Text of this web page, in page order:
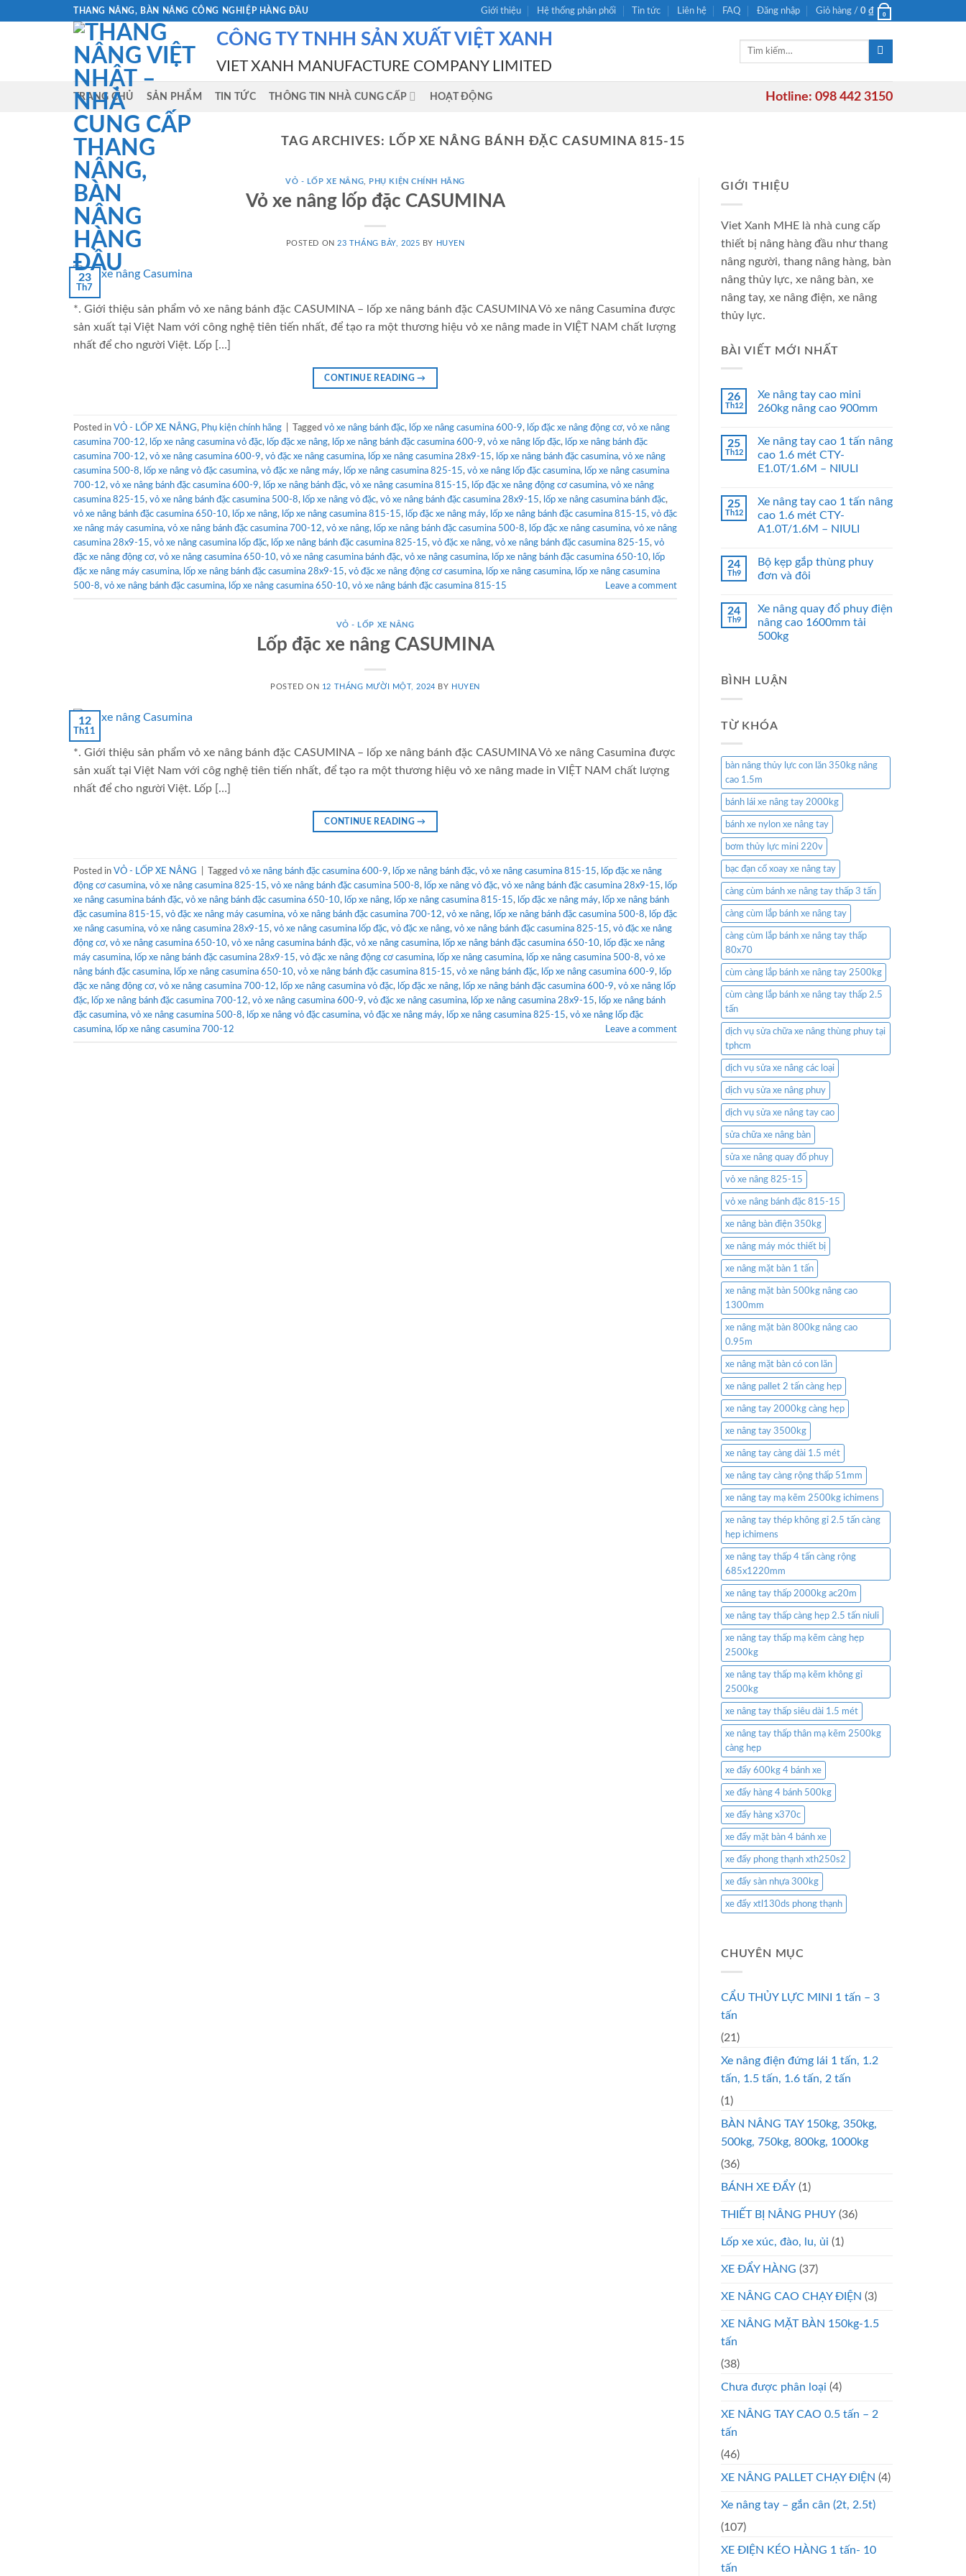
THANG NÂNG, BÀN NÂNG CÔNG NGHIỆP HÀNG ĐẦU Giới thiệu Hệ thống phân phối Tin tức Liên hệ FAQ Đăng nhập Giỏ hàng / 0 ₫ 0
CÔNG TY TNHH SẢN XUẤT VIỆT XANH
VIET XANH MANUFACTURE COMPANY LIMITED
Tìm
TRANG CHỦ SẢN PHẨM TIN TỨC THÔNG TIN NHÀ CUNG CẤP HOẠT ĐỘNG Hotline: 098 442 3150
TAG ARCHIVES: LỐP XE NÂNG BÁNH ĐẶC CASUMINA 815-15
VỎ - LỐP XE NÂNG PHỤ KIỆN CHÍNH HÃNG
Vỏ xe nâng lốp đặc CASUMINA
POSTED ON 23 THÁNG BẢY, 2025 BY HUYEN
23
Th7
*. Giới thiệu sản phẩm vỏ xe nâng bánh đặc CASUMINA – lốp xe nâng bánh đặc CASUMINA Vỏ xe nâng Casumina được
sản xuất tại Việt Nam với công nghệ tiên tiến nhất, để tạo ra một thương hiệu vỏ xe nâng made in VIỆT NAM chất lượng
nhất để cho người Việt. Lốp […]
CONTINUE READING→
Posted in VỎ - LỐP XE NÂNG, Phụ kiện chính hãng Tagged vỏ xe nâng bánh đặc, lốp xe nâng casumina 600-9, lốp đặc xe nâng động cơ, vỏ xe nâng
casumina 700-12, lốp xe nâng casumina vỏ đặc, lốp đặc xe nâng, lốp xe nâng bánh đặc casumina 600-9, vỏ xe nâng lốp đặc, lốp xe nâng bánh đặc
casumina 700-12, vỏ xe nâng casumina 600-9, vỏ đặc xe nâng casumina, lốp xe nâng casumina 28x9-15, lốp xe nâng bánh đặc casumina, vỏ xe nâng
casumina 500-8, lốp xe nâng vỏ đặc casumina, vỏ đặc xe nâng máy, lốp xe nâng casumina 825-15, vỏ xe nâng lốp đặc casumina, lốp xe nâng casumina
700-12, vỏ xe nâng bánh đặc casumina 600-9, lốp xe nâng bánh đặc, vỏ xe nâng casumina 815-15, lốp đặc xe nâng động cơ casumina, vỏ xe nâng
casumina 825-15, vỏ xe nâng bánh đặc casumina 500-8, lốp xe nâng vỏ đặc, vỏ xe nâng bánh đặc casumina 28x9-15, lốp xe nâng casumina bánh đặc,
vỏ xe nâng bánh đặc casumina 650-10, lốp xe nâng, lốp xe nâng casumina 815-15, lốp đặc xe nâng máy, lốp xe nâng bánh đặc casumina 815-15, vỏ đặc
xe nâng máy casumina, vỏ xe nâng bánh đặc casumina 700-12, vỏ xe nâng, lốp xe nâng bánh đặc casumina 500-8, lốp đặc xe nâng casumina, vỏ xe nâng
casumina 28x9-15, vỏ xe nâng casumina lốp đặc, lốp xe nâng bánh đặc casumina 825-15, vỏ đặc xe nâng, vỏ xe nâng bánh đặc casumina 825-15, vỏ
đặc xe nâng động cơ, vỏ xe nâng casumina 650-10, vỏ xe nâng casumina bánh đặc, vỏ xe nâng casumina, lốp xe nâng bánh đặc casumina 650-10, lốp
đặc xe nâng máy casumina, lốp xe nâng bánh đặc casumina 28x9-15, vỏ đặc xe nâng động cơ casumina, lốp xe nâng casumina, lốp xe nâng casumina
500-8, vỏ xe nâng bánh đặc casumina, lốp xe nâng casumina 650-10, vỏ xe nâng bánh đặc casumina 815-15 Leave a comment
VỎ - LỐP XE NÂNG
Lốp đặc xe nâng CASUMINA
POSTED ON 12 THÁNG MƯỜI MỘT, 2024 BY HUYEN
12
Th11
*. Giới thiệu sản phẩm vỏ xe nâng bánh đặc CASUMINA – lốp xe nâng bánh đặc CASUMINA Vỏ xe nâng Casumina được
sản xuất tại Việt Nam với côg nghệ tiên tiến nhất, để tạo ra một thương hiệu vỏ xe nâng made in VIỆT NAM chất lượng
nhất để cho người Việt. Lốp […]
CONTINUE READING→
Posted in VỎ - LỐP XE NÂNG Tagged vỏ xe nâng bánh đặc casumina 600-9, lốp xe nâng bánh đặc, vỏ xe nâng casumina 815-15, lốp đặc xe nâng
động cơ casumina, vỏ xe nâng casumina 825-15, vỏ xe nâng bánh đặc casumina 500-8, lốp xe nâng vỏ đặc, vỏ xe nâng bánh đặc casumina 28x9-15, lốp
xe nâng casumina bánh đặc, vỏ xe nâng bánh đặc casumina 650-10, lốp xe nâng, lốp xe nâng casumina 815-15, lốp đặc xe nâng máy, lốp xe nâng bánh
đặc casumina 815-15, vỏ đặc xe nâng máy casumina, vỏ xe nâng bánh đặc casumina 700-12, vỏ xe nâng, lốp xe nâng bánh đặc casumina 500-8, lốp đặc
xe nâng casumina, vỏ xe nâng casumina 28x9-15, vỏ xe nâng casumina lốp đặc, vỏ đặc xe nâng, vỏ xe nâng bánh đặc casumina 825-15, vỏ đặc xe nâng
động cơ, vỏ xe nâng casumina 650-10, vỏ xe nâng casumina bánh đặc, vỏ xe nâng casumina, lốp xe nâng bánh đặc casumina 650-10, lốp đặc xe nâng
máy casumina, lốp xe nâng bánh đặc casumina 28x9-15, vỏ đặc xe nâng động cơ casumina, lốp xe nâng casumina, lốp xe nâng casumina 500-8, vỏ xe
nâng bánh đặc casumina, lốp xe nâng casumina 650-10, vỏ xe nâng bánh đặc casumina 815-15, vỏ xe nâng bánh đặc, lốp xe nâng casumina 600-9, lốp
đặc xe nâng động cơ, vỏ xe nâng casumina 700-12, lốp xe nâng casumina vỏ đặc, lốp đặc xe nâng, lốp xe nâng bánh đặc casumina 600-9, vỏ xe nâng lốp
đặc, lốp xe nâng bánh đặc casumina 700-12, vỏ xe nâng casumina 600-9, vỏ đặc xe nâng casumina, lốp xe nâng casumina 28x9-15, lốp xe nâng bánh
đặc casumina, vỏ xe nâng casumina 500-8, lốp xe nâng vỏ đặc casumina, vỏ đặc xe nâng máy, lốp xe nâng casumina 825-15, vỏ xe nâng lốp đặc
casumina, lốp xe nâng casumina 700-12 Leave a comment
GIỚI THIỆU
Viet Xanh MHE là nhà cung cấp
thiết bị nâng hàng đầu như thang
nâng người, thang nâng hàng, bàn
nâng thủy lực, xe nâng bàn, xe
nâng tay, xe nâng điện, xe nâng
thủy lực.
BÀI VIẾT MỚI NHẤT
26
Th12
Xe nâng tay cao mini
260kg nâng cao 900mm
25
Th12
Xe nâng tay cao 1 tấn nâng
cao 1.6 mét CTY-
E1.0T/1.6M – NIULI
25
Th12
Xe nâng tay cao 1 tấn nâng
cao 1.6 mét CTY-
A1.0T/1.6M – NIULI
24
Th9
Bộ kẹp gắp thùng phuy
đơn và đôi
24
Th9
Xe nâng quay đổ phuy điện
nâng cao 1600mm tải
500kg
BÌNH LUẬN
TỪ KHÓA
bàn nâng thủy lực con lăn 350kg nâng
cao 1.5m
bánh lái xe nâng tay 2000kg
bánh xe nylon xe nâng tay
bơm thủy lực mini 220v
bạc đạn cổ xoay xe nâng tay
càng cùm bánh xe nâng tay thấp 3 tấn
càng cùm lắp bánh xe nâng tay
càng cùm lắp bánh xe nâng tay thấp
80x70
cùm càng lắp bánh xe nâng tay 2500kg
cùm càng lắp bánh xe nâng tay thấp 2.5
tấn
dịch vụ sửa chữa xe nâng thùng phuy tại
tphcm
dịch vụ sửa xe nâng các loại
dịch vụ sửa xe nâng phuy
dịch vụ sửa xe nâng tay cao
sửa chữa xe nâng bàn
sửa xe nâng quay đổ phuy
vỏ xe nâng 825-15
vỏ xe nâng bánh đặc 815-15
xe nâng bàn điện 350kg
xe nâng máy móc thiết bị
xe nâng mặt bàn 1 tấn
xe nâng mặt bàn 500kg nâng cao
1300mm
xe nâng mặt bàn 800kg nâng cao
0.95m
xe nâng mặt bàn có con lăn
xe nâng pallet 2 tấn càng hẹp
xe nâng tay 2000kg càng hẹp
xe nâng tay 3500kg
xe nâng tay càng dài 1.5 mét
xe nâng tay càng rộng thấp 51mm
xe nâng tay mạ kẽm 2500kg ichimens
xe nâng tay thép không gỉ 2.5 tấn càng
hẹp ichimens
xe nâng tay thấp 4 tấn càng rộng
685x1220mm
xe nâng tay thấp 2000kg ac20m
xe nâng tay thấp càng hẹp 2.5 tấn niuli
xe nâng tay thấp mạ kẽm càng hẹp
2500kg
xe nâng tay thấp mạ kẽm không gỉ
2500kg
xe nâng tay thấp siêu dài 1.5 mét
xe nâng tay thấp thân mạ kẽm 2500kg
càng hẹp
xe đẩy 600kg 4 bánh xe
xe đẩy hàng 4 bánh 500kg
xe đẩy hàng x370c
xe đẩy mặt bàn 4 bánh xe
xe đẩy phong thạnh xth250s2
xe đẩy sàn nhựa 300kg
xe đẩy xtl130ds phong thạnh
CHUYÊN MỤC
CẨU THỦY LỰC MINI 1 tấn – 3
tấn
(21)
Xe nâng điện đứng lái 1 tấn, 1.2
tấn, 1.5 tấn, 1.6 tấn, 2 tấn
(1)
BÀN NÂNG TAY 150kg, 350kg,
500kg, 750kg, 800kg, 1000kg
(36)
BÁNH XE ĐẨY (1)
THIẾT BỊ NÂNG PHUY (36)
Lốp xe xúc, đào, lu, ủi (1)
XE ĐẨY HÀNG (37)
XE NÂNG CAO CHẠY ĐIỆN (3)
XE NÂNG MẶT BÀN 150kg-1.5
tấn
(38)
Chưa được phân loại (4)
XE NÂNG TAY CAO 0.5 tấn – 2
tấn
(46)
XE NÂNG PALLET CHẠY ĐIỆN (4)
Xe nâng tay – gắn cân (2t, 2.5t)
(107)
XE ĐIỆN KÉO HÀNG 1 tấn- 10
tấn